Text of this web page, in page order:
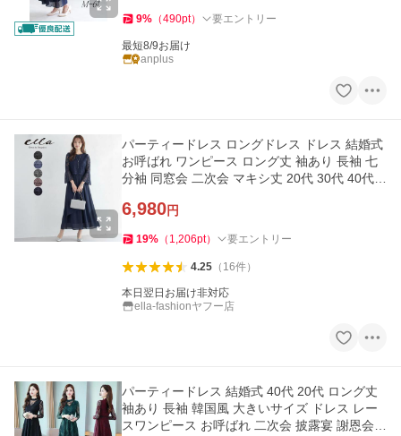
9% （490pt） 要エントリー
最短8/9お届け
anplus
パーティードレス ロングドレス ドレス 結婚式
お呼ばれ ワンピース ロング丈 袖あり 長袖 七
分袖 同窓会 二次会 マキシ丈 20代 30代 40代 y
6,980円
19% （ 1,206pt） 要エントリー
4.25（ 16件）
本日翌日お届け非対応
ella-fashionヤフー店
パーティードレス 結婚式 40代 20代 ロング丈
袖あり 長袖 韓国風 大きいサイズ ドレス レー
スワンピース お呼ばれ 二次会 披露宴 謝恩会